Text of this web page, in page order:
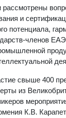
и
потенциала,
членов
свыше 400
из
К.В.